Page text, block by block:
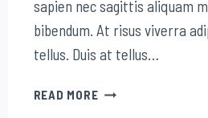
sapien nec sagittis aliquam
bibendum. At risus viverra
tellus. Duis at tellus…
READ MORE20